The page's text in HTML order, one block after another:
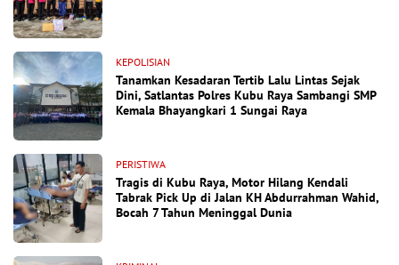
KEPOLISIAN
Tanamkan Kesadaran Tertib Lalu Lintas Sejak
Dini, Satlantas Polres Kubu Raya Sambangi SMP
Kemala Bhayangkari 1 Sungai Raya
PERISTIWA
Tragis di Kubu Raya, Motor Hilang Kendali
Tabrak Pick Up di Jalan KH Abdurrahman Wahid,
Bocah 7 Tahun Meninggal Dunia